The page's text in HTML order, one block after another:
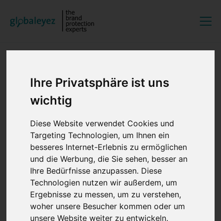
Ihre Privatsphäre ist uns
wichtig
Diese Website verwendet Cookies und
Targeting Technologien, um Ihnen ein
besseres Internet-Erlebnis zu ermöglichen
und die Werbung, die Sie sehen, besser an
Ihre Bedürfnisse anzupassen. Diese
Technologien nutzen wir außerdem, um
Ergebnisse zu messen, um zu verstehen,
woher unsere Besucher kommen oder um
unsere Website weiter zu entwickeln.
Suchergebnisse für
"EBAY"
Können Smileys und Äpfel
Trademarks sein?
30.09.2025 14:32:35